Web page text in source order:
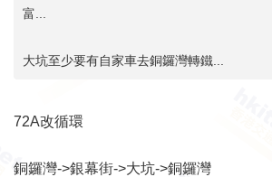
富...
大坑至少要有自家車去銅鑼灣轉鐵...
72A改循環
銅鑼灣->銀幕街->大坑->銅鑼灣